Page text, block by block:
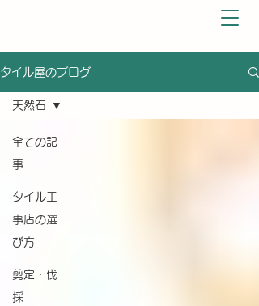
タイル屋のブログ
全ての記
事
タイル工
事店の選
び方
剪定・伐
採
天然石